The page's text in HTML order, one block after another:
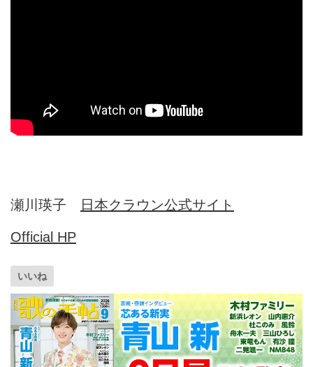
瀬川瑛子 日本クラウン公式サイト
Official HP
いいね